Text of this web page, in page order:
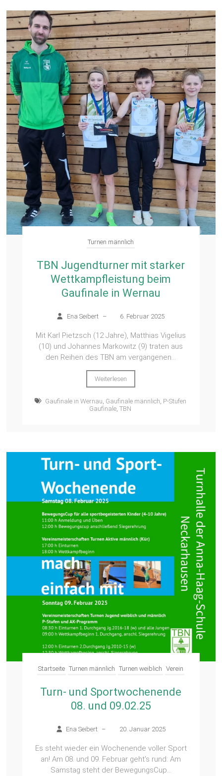
Turnen männlich
TBN Jugendturner mit starker
Wettkampfleistung beim
Gaufinale in Wernau
Ena Seibert – 6. Februar 2025
Mit Karl Pietzsch (12 Jahre), Matthias Vigelius
(10) und Johannes Markowitz (9) traten aus
den Reihen des TBN am vergangenen...
Weiterlesen
Gaufinale in Wernau, Gaufinale männlich, P-Stufen
Gaufinale, TBN
Startseite Turnen männlich Turnen weiblich Verein
Turn- und Sportwochenende
08. und 09.02.25
Ena Seibert – 20. Januar 2025
Es steht wieder ein Wochenende voller Sport
an! Am 08. und 09. Februar geht's rund: Am
Samstag steht der BewegungsCup...